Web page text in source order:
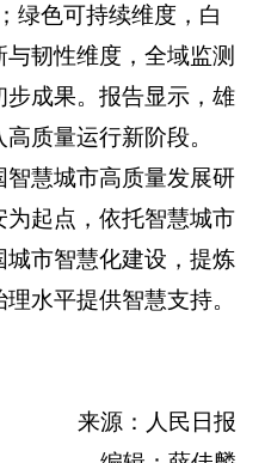
绿色可持续维度，白
韧性维度，全域监测
成果。报告显示，雄
质量运行新阶段。
慧城市高质量发展研
起点，依托智慧城市
市智慧化建设，提炼
水平提供智慧支持。
来源：人民日报